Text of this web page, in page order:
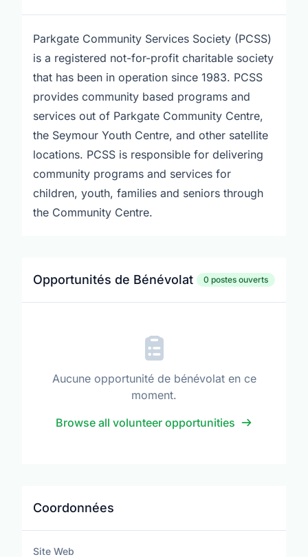
Parkgate Community Services Society (PCSS)
is a registered not-for-profit charitable society
that has been in operation since 1983. PCSS
provides community based programs and
services out of Parkgate Community Centre,
the Seymour Youth Centre, and other satellite
locations. PCSS is responsible for delivering
community programs and services for
children, youth, families and seniors through
the Community Centre.
Opportunités de Bénévolat 0 postes ouverts
Aucune opportunité de bénévolat en ce
moment.
Browse all volunteer opportunities
Coordonnées
Site Web